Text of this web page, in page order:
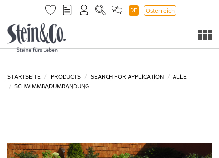
DE Österreich
STARTSEITE PRODUCTS SEARCH FOR APPLICATION
ALLE
SCHWIMMBADUMRANDUNG